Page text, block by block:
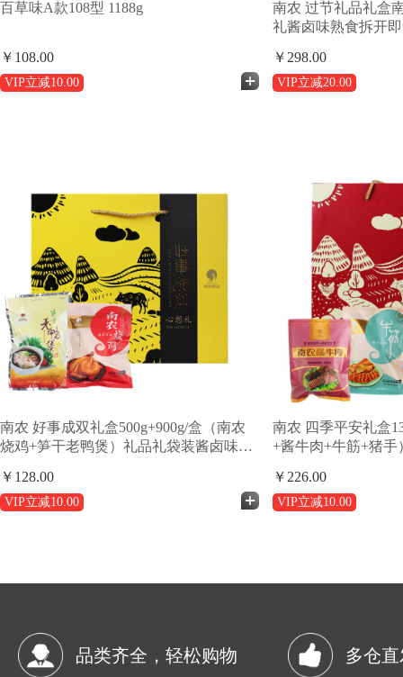
百草味A款108型 1188g
￥108.00
VIP立减10.00
南农 过节礼品礼盒
礼酱卤味熟食拆开
耳)
￥298.00
VIP立减20.00
南农 好事成双礼盒500g+900g/盒（南农
烧鸡+笋干老鸭煲）礼品礼袋装酱卤味熟
￥128.00
VIP立减10.00
南农 四季平安礼盒
+酱牛肉+牛筋+猪
￥226.00
VIP立减10.00
品类齐全，轻松购物 多仓